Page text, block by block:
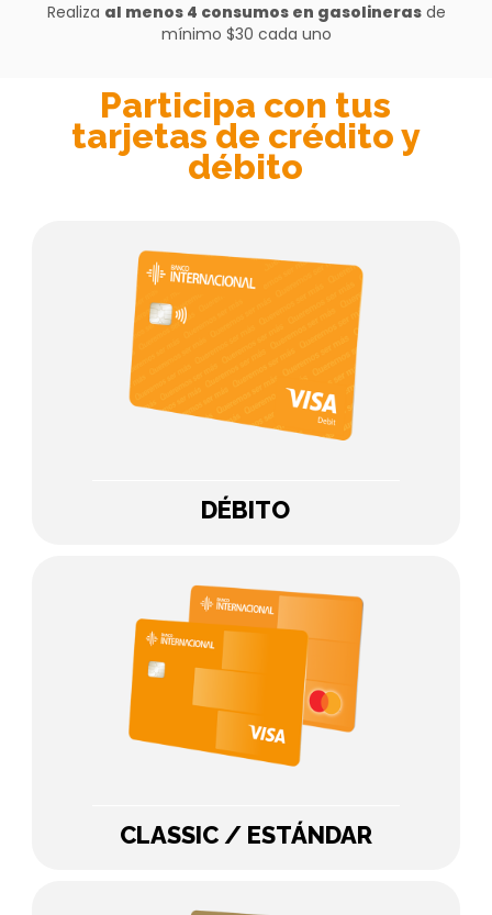
Realiza al menos 4 consumos en gasolinerasde
mínimo $30 cada uno
Participa con tus
tarjetas de crédito y
débito
DÉBITO
CLASSIC / ESTÁNDAR